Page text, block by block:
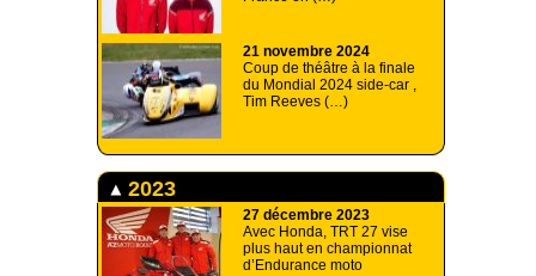
21 novembre 2024
Coup de théâtre à la finale
du Mondial 2024 side-car ,
Tim Reeves (…)
2023
27 décembre 2023
Avec Honda, TRT 27 vise
plus haut en championnat
d’Endurance moto